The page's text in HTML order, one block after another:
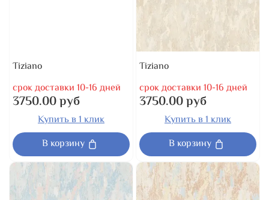
Tiziano
срок доставки 10-16 дней
3750.00 руб
Купить в 1 клик
В корзину
Tiziano
срок доставки 10-16 дней
3750.00 руб
Купить в 1 клик
В корзину